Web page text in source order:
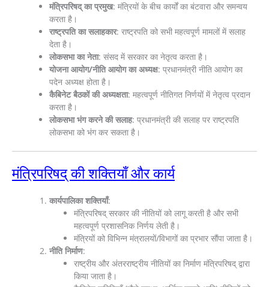
मंत्रिपरिषद् का प्रमुख: मंत्रियों के बीच कार्यों का बंटवारा और समन्वय
करता है।
राष्ट्रपति का सलाहकार: राष्ट्रपति को सभी महत्वपूर्ण मामलों में सलाह
देता है।
लोकसभा का नेता: संसद में सरकार का नेतृत्व करता है।
योजना आयोग/नीति आयोग का अध्यक्ष: प्रधानमंत्री नीति आयोग का
पदेन अध्यक्ष होता है।
कैबिनेट बैठकों की अध्यक्षता: महत्वपूर्ण नीतिगत निर्णयों में नेतृत्व प्रदान
करता है।
लोकसभा भंग करने की सलाह: प्रधानमंत्री की सलाह पर राष्ट्रपति
लोकसभा को भंग कर सकता है।
मंत्रिपरिषद् की शक्तियाँ और कार्य
कार्यपालिका शक्तियाँ:
मंत्रिपरिषद् सरकार की नीतियों को लागू करती है और सभी
महत्वपूर्ण प्रशासनिक निर्णय लेती है।
मंत्रियों को विभिन्न मंत्रालयों/विभागों का प्रभार सौंपा जाता है।
नीति निर्माण:
राष्ट्रीय और अंतरराष्ट्रीय नीतियों का निर्माण मंत्रिपरिषद् द्वारा
किया जाता है।